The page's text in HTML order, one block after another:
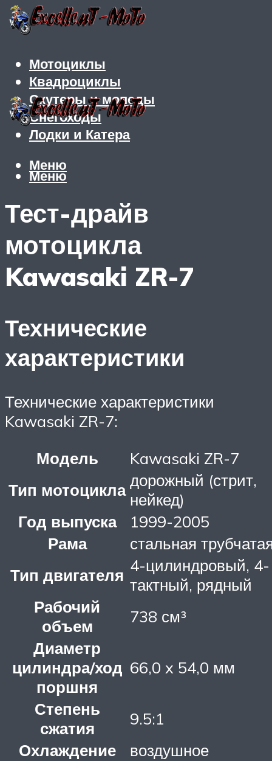
Мотоциклы
Квадроциклы
Скутеры и мопеды
Снегоходы
Лодки и Катера
Меню
Меню
Тест-драйв
мотоцикла
Kawasaki ZR-7
Технические
характеристики
Технические характеристики
Kawasaki ZR-7:
Модель
Kawasaki ZR-7
Тип мотоцикла дорожный (стрит,
нейкед)
Год выпуска
1999-2005
Рама
стальная
Тип двигателя 4-цилиндровый, 4-
тактный, рядный
Рабочий
объем
738 см³
Диаметр
цилиндра/ход
поршня
66,0 x 54,0 мм
Степень
сжатия
9.5:1
Охлаждение
воздушное